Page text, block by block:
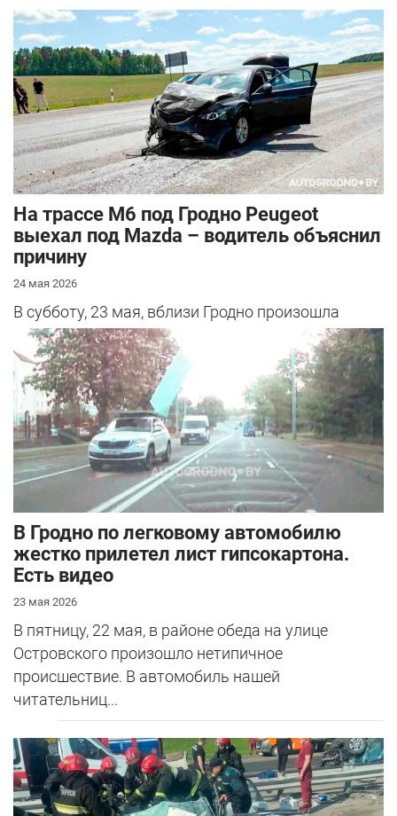
На трассе М6 под Гродно Peugeot
выехал под Mazda – водитель объяснил
причину
24 мая 2026
В субботу, 23 мая, вблизи Гродно произошла
серьезная авария – столкнулись Mazda и
Peugeot. Читатель АвтоГродно поделился...
В Гродно по легковому автомобилю
жестко прилетел лист гипсокартона.
Есть видео
23 мая 2026
В пятницу, 22 мая, в районе обеда на улице
Островского произошло нетипичное
происшествие. В автомобиль нашей
читательниц...